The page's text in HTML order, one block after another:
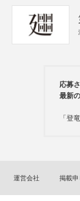
応募
最新
「登
運営会社 掲載